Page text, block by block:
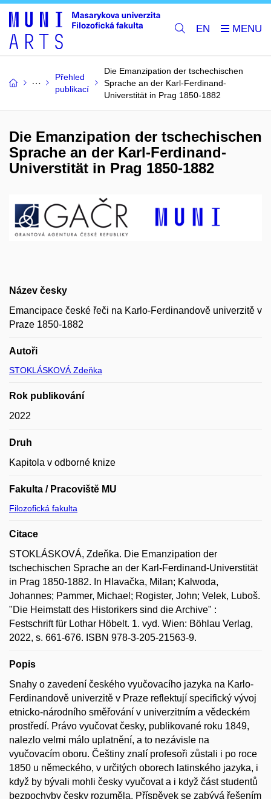
EN
Přehled
publikací
Die Emanzipation der tschechischen
Sprache an der Karl-Ferdinand-
Universtität in Prag 1850-1882
Die Emanzipation der tschechischen
Sprache an der Karl-Ferdinand-
Universtität in Prag 1850-1882
Název česky
Emancipace české řeči na Karlo-Ferdinandově univerzitě v
Praze 1850-1882
Autoři
STOKLÁSKOVÁ Zdeňka
Rok publikování
2022
Druh
Kapitola v odborné knize
Fakulta / Pracoviště MU
Filozofická fakulta
Citace
STOKLÁSKOVÁ, Zdeňka. Die Emanzipation der
tschechischen Sprache an der Karl-Ferdinand-Universtität
in Prag 1850-1882. In Hlavačka, Milan; Kalwoda,
Johannes; Pammer, Michael; Rogister, John; Velek, Luboš.
"Die Heimstatt des Historikers sind die Archive" :
Festschrift für Lothar Höbelt. 1. vyd. Wien: Böhlau Verlag,
2022, s. 661-676. ISBN 978-3-205-21563-9.
Popis
Snahy o zavedení českého vyučovacího jazyka na Karlo-
Ferdinandově univerzitě v Praze reflektují specifický vývoj
etnicko-národního směřování v univerzitním a vědeckém
prostředí. Právo vyučovat česky, publikované roku 1849,
nalezlo velmi málo uplatnění, a to nezávisle na
vyučovacím oboru. Češtiny znalí profesoři zůstali i po roce
1850 u německého, v určitých oborech latinského jazyka, i
když by bývali mohli česky vyučovat a i když část studentů
bezpochyby česky rozuměla. Příspěvek se zabývá řešením